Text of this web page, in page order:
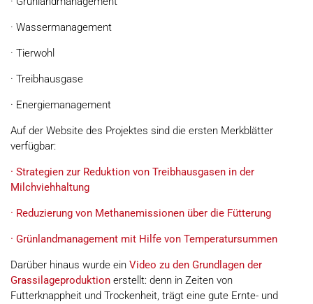
· Wassermanagement
· Tierwohl
· Treibhausgase
· Energiemanagement
Auf der Website des Projektes sind die ersten Merkblätter
verfügbar:
· Strategien zur Reduktion von Treibhausgasen in der
Milchviehhaltung
· Reduzierung von Methanemissionen über die Fütterung
· Grünlandmanagement mit Hilfe von Temperatursummen
Darüber hinaus wurde ein Video zu den Grundlagen der
Grassilageproduktion erstellt: denn in Zeiten von
Futterknappheit und Trockenheit, trägt eine gute Ernte- und